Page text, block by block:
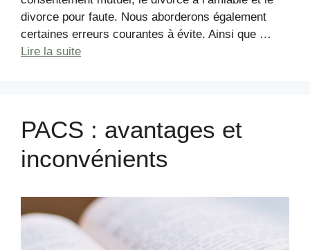
divorce pour faute. Nous aborderons également
certaines erreurs courantes à évite. Ainsi que …
Lire la suite
PACS : avantages et
inconvénients